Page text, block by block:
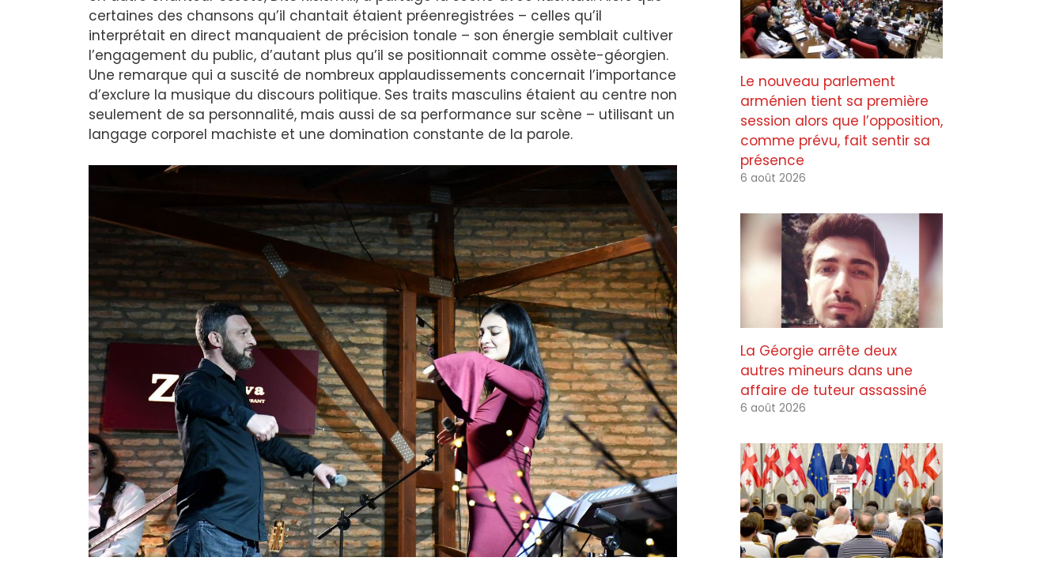
certaines des chansons qu’il chantait étaient préenregistrées – celles qu’il
interprétait en direct manquaient de précision tonale – son énergie semblait cultiver
l’engagement du public, d’autant plus qu’il se positionnait comme ossète-géorgien.
Une remarque qui a suscité de nombreux applaudissements concernait l’importance
d’exclure la musique du discours politique. Ses traits masculins étaient au centre non
seulement de sa personnalité, mais aussi de sa performance sur scène – utilisant un
langage corporel machiste et une domination constante de la parole.
Le nouveau parlement
arménien tient sa première
session alors que l’opposition,
comme prévu, fait sentir sa
présence
6 août 2026
La Géorgie arrête deux
autres mineurs dans une
affaire de tuteur assassiné
6 août 2026